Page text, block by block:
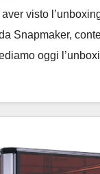
visto
Snapmaker,
oggi